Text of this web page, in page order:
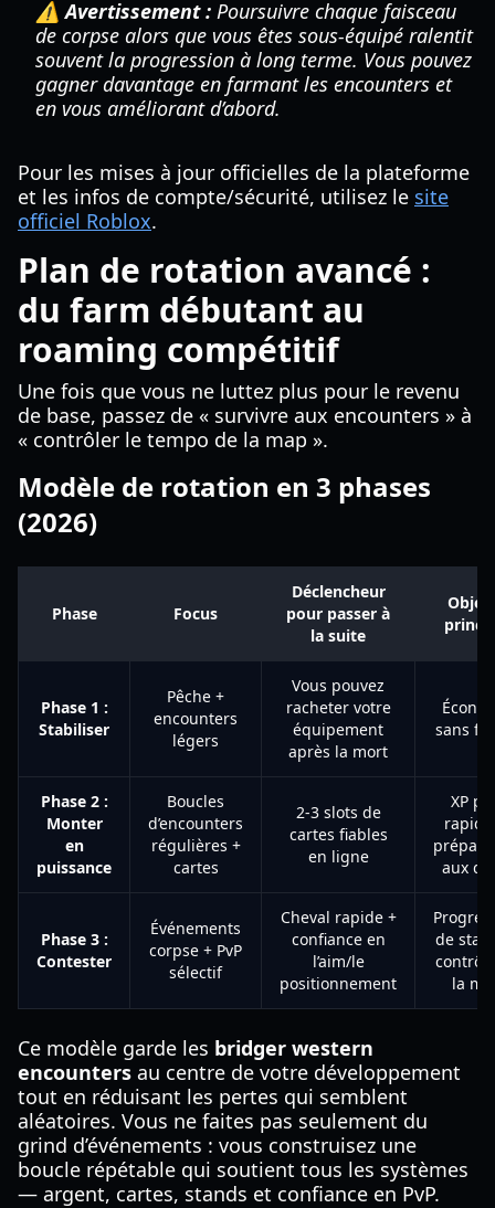
⚠️ Avertissement : Poursuivre chaque faisceau
de corpse alors que vous êtes sous-équipé ralentit
souvent la progression à long terme. Vous pouvez
gagner davantage en farmant les encounters et
en vous améliorant d’abord.
Pour les mises à jour officielles de la plateforme
et les infos de compte/sécurité, utilisez le site
officiel Roblox.
Plan de rotation avancé :
du farm débutant au
roaming compétitif
Une fois que vous ne luttez plus pour le revenu
de base, passez de « survivre aux encounters » à
« contrôler le tempo de la map ».
Modèle de rotation en 3 phases
(2026)
Phase Focus
Déclencheur
pour passer à
la suite
Phase 1 :
Stabiliser
Pêche +
encounters
légers
Vous pouvez
racheter votre
équipement
après la mort
sans
Phase 2 :
Monter
en
puissance
Boucles
d’encounters
régulières +
cartes
2-3 slots de
cartes fiables
en ligne
XP
aux
Phase 3 :
Contester
Événements
corpse + PvP
sélectif
Cheval rapide +
confiance en
l’aim/le
positionnement
de
la
Ce modèle garde les bridger western
encounters au centre de votre développement
tout en réduisant les pertes qui semblent
aléatoires. Vous ne faites pas seulement du
grind d’événements : vous construisez une
boucle répétable qui soutient tous les systèmes
— argent, cartes, stands et confiance en PvP.